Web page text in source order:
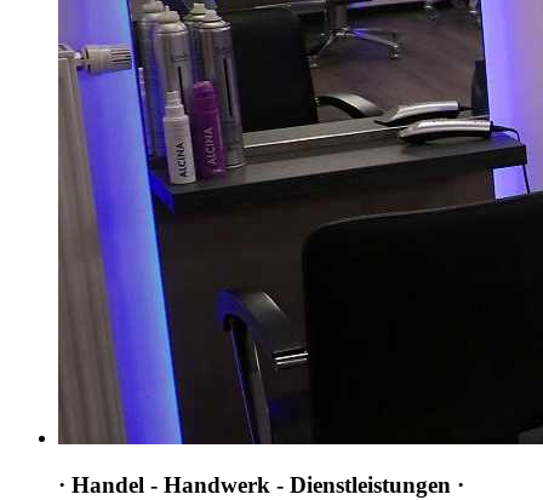
· Handel - Handwerk - Dienstleistungen ·